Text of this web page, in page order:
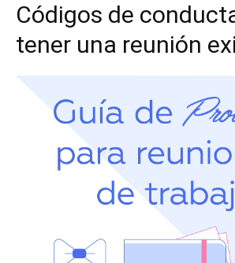
Códigos de
tener una reunión